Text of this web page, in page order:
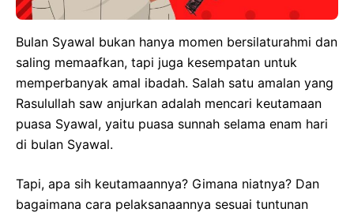
Bulan Syawal bukan hanya momen bersilaturahmi dan
saling memaafkan, tapi juga kesempatan untuk
memperbanyak amal ibadah. Salah satu amalan yang
Rasulullah saw anjurkan adalah mencari keutamaan
puasa Syawal, yaitu puasa sunnah selama enam hari
di bulan Syawal.
Tapi, apa sih keutamaannya? Gimana niatnya? Dan
bagaimana cara pelaksanaannya sesuai tuntunan